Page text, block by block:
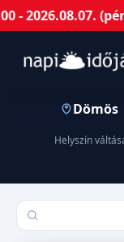
Dömös
Helyszín
Település keresése